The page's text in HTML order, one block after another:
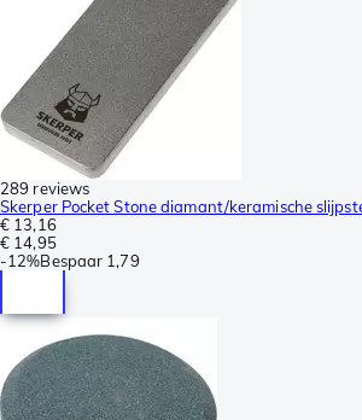
289 reviews
Skerper Pocket Stone diamant/keramische
€ 13,16
€ 14,95
-12%Bespaar 1,79